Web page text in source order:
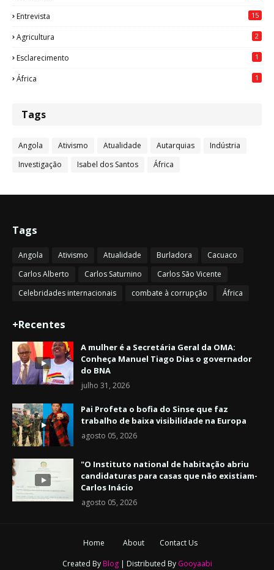
Entrevista 15
Agricultura 2
Esclarecimento 1
África 1
Tags
Angola Ativismo Atualidade Autarquias
Indústria
Investigação
Isabel dos Santos África
Tags
Angola Ativismo Atualidade Burladora
Cacuaco
Carlos Alberto
Carlos Saturnino
Carlos São Vicente
Celebridades internacionais
combate à corrupção África
+Recentes
A mulher é a Secretária Geral da OMA:
Conheça Manuel Tiago Dias o governador
do BNA
julho 31, 2026
Pai Profeta o bofia do Sinse que faz
trabalho de baixa visibilidade na Europa
agosto 05, 2026
"O Instituto national de habitação abriu
candidaturas para casas que não existiam-
Carlos Inácio
agosto 05, 2026
Home About
Contact Us
Created By Blog| Distributed By Gooyaabi